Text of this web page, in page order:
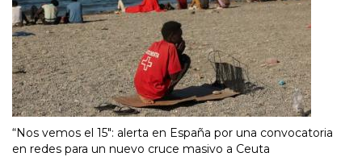
“Nos vemos el 15″: alerta en España por una convocatoria
en redes para un nuevo cruce masivo a Ceuta